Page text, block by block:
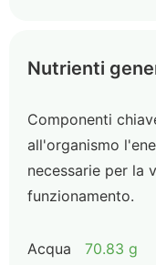
Nutrienti
Componenti
all'organismo
necessarie per la
funzionamento.
Acqua 70.83 g